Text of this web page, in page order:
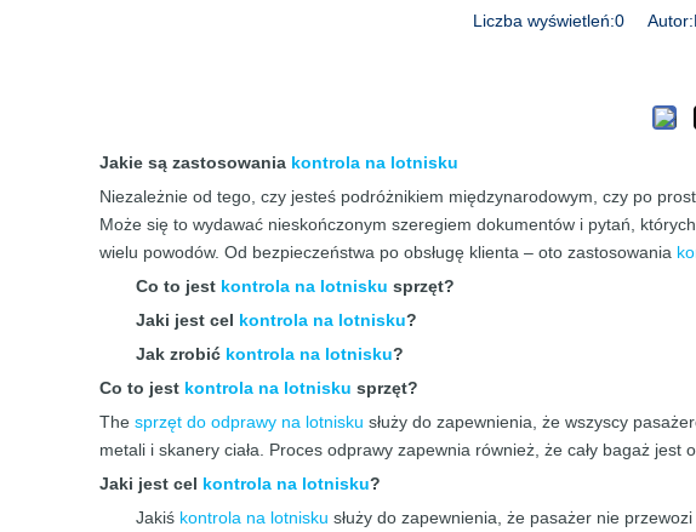
Liczba wyświetleń:0
Jakie są zastosowania kontrola na lotnisku
Niezależnie od tego, czy jesteś podróżnikiem międzynarodowym, czy po
Może się to wydawać nieskończonym szeregiem dokumentów i pytań,
wielu powodów. Od bezpieczeństwa po obsługę klienta – oto zastosowania
Co to jest kontrola na lotnisku sprzęt?
Jaki jest cel kontrola na lotnisku?
Jak zrobić kontrola na lotnisku?
Co to jest kontrola na lotnisku sprzęt?
The sprzęt do odprawy na lotnisku służy do zapewnienia, że ​​wszyscy
metali i skanery ciała. Proces odprawy zapewnia również, że cały bagaż
Jaki jest cel kontrola na lotnisku?
Jakiś kontrola na lotnisku służy do zapewnienia, że ​​pasażer nie